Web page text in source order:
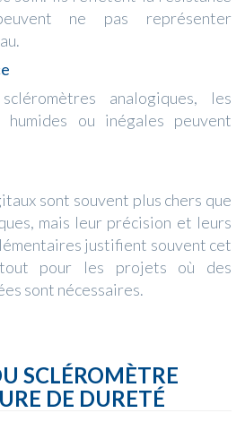
ne pas représenter
analogiques, les
humides ou inégales peuvent
sont souvent plus chers que
mais leur précision et leurs
justifient souvent cet
pour les projets où des
sont nécessaires.
SCLÉROMÈTRE
DE DURETÉ